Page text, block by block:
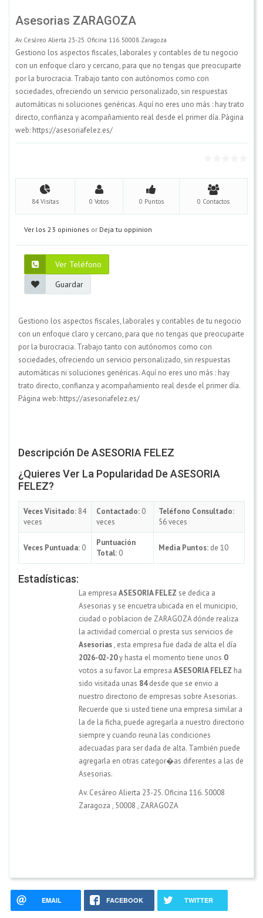
Asesorias ZARAGOZA
Av. Cesáreo Alierta 23-25. Oficina 116. 50008 Zaragoza
Gestiono los aspectos fiscales, laborales y contables de tu negocio
con un enfoque claro y cercano, para que no tengas que preocuparte
por la burocracia. Trabajo tanto con autónomos como con
sociedades, ofreciendo un servicio personalizado, sin respuestas
automáticas ni soluciones genéricas. Aquí no eres uno más : hay trato
directo, confianza y acompañamiento real desde el primer día. Página
web: https://asesoriafelez.es/
84 Visitas 0 Votos 0 Puntos 0 Contactos
Ver los 23 opiniones or Deja tu oppinion
Ver Teléfono
Guardar
Gestiono los aspectos fiscales, laborales y contables de tu negocio
con un enfoque claro y cercano, para que no tengas que preocuparte
por la burocracia. Trabajo tanto con autónomos como con
sociedades, ofreciendo un servicio personalizado, sin respuestas
automáticas ni soluciones genéricas. Aquí no eres uno más : hay
trato directo, confianza y acompañamiento real desde el primer día.
Página web: https://asesoriafelez.es/
Descripción De ASESORIA FELEZ
¿Quieres Ver La Popularidad De ASESORIA
FELEZ?
Veces Visitado: 84
veces
Contactado: 0
veces
Teléfono Consultado:
56 veces
Veces Puntuada: 0
Puntuación
Total: 0
Media Puntos: de 10
Estadísticas:
La empresa ASESORIA FELEZ se dedica a
Asesorias y se encuetra ubicada en el municipio,
ciudad o poblacion de ZARAGOZA dónde realiza
la actividad comercial o presta sus servicios de
Asesorias, esta empresa fue dada de alta el día
2026-02-20y hasta el momento tiene unos 0
votos a su favor. La empresa ASESORIA FELEZ ha
sido visitada unas 84desde que se envio a
nuestro directorio de empresas sobre Asesorias.
Recuerde que si usted tiene una empresa similar a
la de la ficha, puede agregarla a nuestro directorio
siempre y cuando reuna las condiciones
adecuadas para ser dada de alta. También puede
agregarla en otras categor�as diferentes a las de
Asesorias.
Av. Cesáreo Alierta 23-25. Oficina 116. 50008
Zaragoza , 50008 , ZARAGOZA
EMAIL FACEBOOK TWITTER